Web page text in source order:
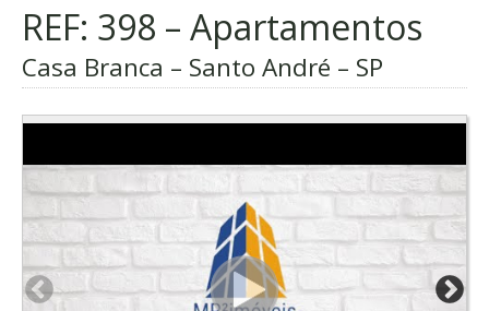
REF: 398 – Apartamentos
Casa Branca – Santo André – SP